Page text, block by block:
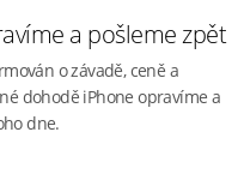
a pošleme zpět
o závadě, ceně a
dohodě iPhone opravíme a
dne.